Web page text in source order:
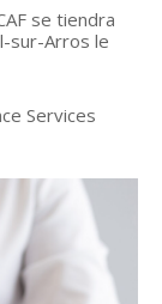
se tiendra
sur-Arros le
Services